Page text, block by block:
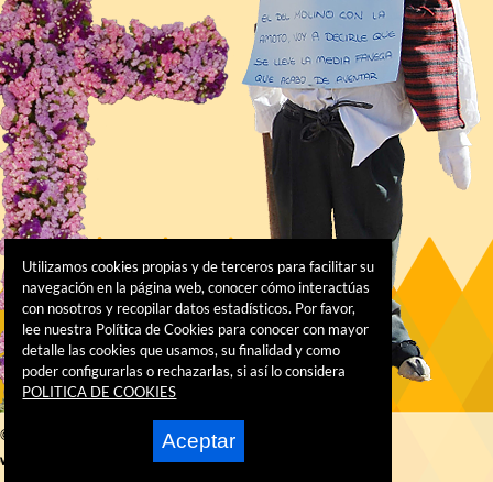
© 2016 AYUNTAMIENTO DE ALHAMA DE MURCIA
by:
Utilizamos cookies propias y de terceros para facilitar su
navegación en la página web, conocer cómo interactúas
con nosotros y recopilar datos estadísticos. Por favor,
lee nuestra Política de Cookies para conocer con mayor
detalle las cookies que usamos, su finalidad y como
poder configurarlas o rechazarlas, si así lo considera
POLITICA DE COOKIES
Aceptar